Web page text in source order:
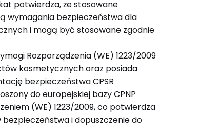
potwierdza, że stosowane
wymagania bezpieczeństwa dla
i mogą być stosowane zgodnie
Rozporządzenia (WE) 1223/2009
kosmetycznych oraz posiada
bezpieczeństwa CPSR
do europejskiej bazy CPNP
(WE) 1223/2009, co potwierdza
bezpieczeństwa i dopuszczenie do